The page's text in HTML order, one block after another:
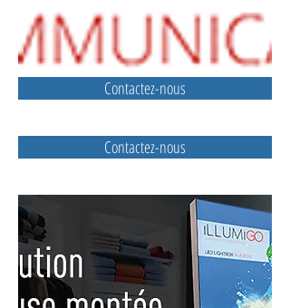
Contactez-nous
Contactez-nous